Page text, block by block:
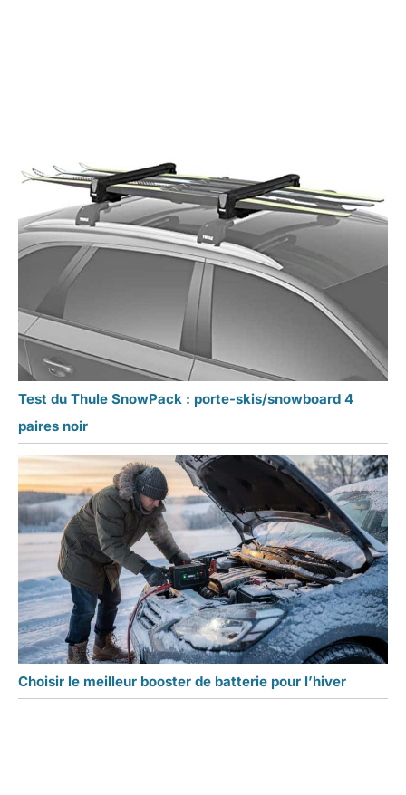
Test du Thule SnowPack : porte-skis/snowboard 4
paires noir
Choisir le meilleur booster de batterie pour l’hiver